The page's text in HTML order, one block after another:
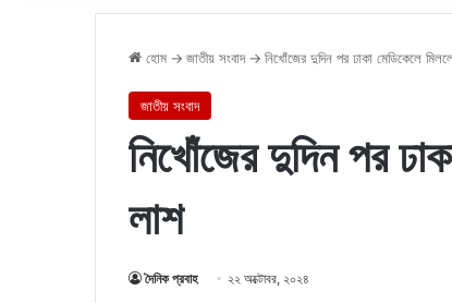
হোম → জাতীয় সংবাদ → নিখোঁজের দুদিন পর ঢাকা মেডিকেলে
জাতীয় সংবাদ
নিখোঁজের দুদিন পর
লাশ
দৈনিক প্রবাহ ২২ অক্টোবর, ২০২৪